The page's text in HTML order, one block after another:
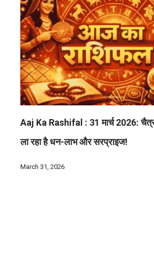
Aaj Ka Rashifal : 31 मार्च 2026:
ला रहा है धन-लाभ और सरप्राइज!
March 31, 2026